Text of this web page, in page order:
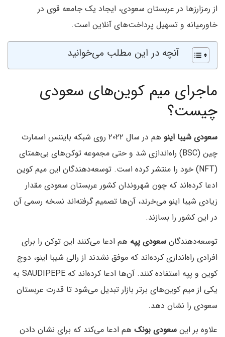
از رمزارزها در عربستان سعودی، ایجاد یک جامعه قوی در
خاورمیانه و تسهیل پرداخت‌های آنلاین است.
آنچه در این مطلب می‌خوانید
ماجرای میم کوین‌های سعودی
چیست؟
سعودی شیبا اینو
هم در سال ۲۰۲۲ روی شبکه بایننس اسمارت
چین (BSC) راه‌اندازی شد و حتی مجموعه توکن‌های بی‌همتای
(NFT) خود را منتشر کرده است. توسعه‌دهندگان این میم کوین
ادعا کرده‌اند که چون شهروندان کشور عربستان سعودی مقدار
زیادی شیبا اینو می‌خرند، آن‌ها تصمیم گرفته‌اند نسخه رسمی آن
در این کشور را بسازند.
توسعه‌دهندگان سعودی پپه هم ادعا می‌کنند این توکن را برای
افرادی راه‌اندازی کرده‌اند که موفق نشدند از رالی شیبا اینو، دوج
کوین و پپه استفاده کنند. آن‌ها ادعا کرده‌اند که SAUDIPEPE به
یکی از میم کوین‌های برتر بازار تبدیل می‌شود تا قدرت عربستان
سعودی را نشان دهد.
علاوه بر این سعودی بونک هم ادعا می‌کند که برای نشان دادن